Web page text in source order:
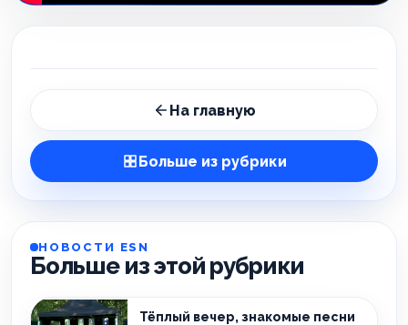
На главную
Больше из рубрики
НОВОСТИ ESN
Больше из этой рубрики
Тёплый вечер, знакомые песни